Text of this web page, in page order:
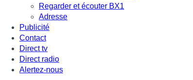
Regarder et écouter BX1
Adresse
Publicité
Contact
Direct tv
Direct radio
Alertez-nous